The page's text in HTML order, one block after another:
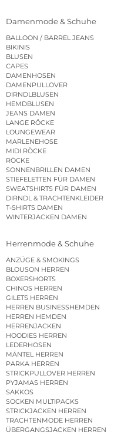
Damenmode & Schuhe
BALLOON / BARREL JEANS
BIKINIS
BLUSEN
CAPES
DAMENHOSEN
DAMENPULLOVER
DIRNDLBLUSEN
HEMDBLUSEN
JEANS DAMEN
LANGE RÖCKE
LOUNGEWEAR
MARLENEHOSE
MIDI RÖCKE
RÖCKE
SONNENBRILLEN DAMEN
STIEFELETTEN FÜR DAMEN
SWEATSHIRTS FÜR DAMEN
DIRNDL & TRACHTENKLEIDER
T-SHIRTS DAMEN
WINTERJACKEN DAMEN
Herrenmode & Schuhe
ANZÜGE & SMOKINGS
BLOUSON HERREN
BOXERSHORTS
CHINOS HERREN
GILETS HERREN
HERREN BUSINESSHEMDEN
HERREN HEMDEN
HERRENJACKEN
HOODIES HERREN
LEDERHOSEN
MÄNTEL HERREN
PARKA HERREN
STRICKPULLOVER HERREN
PYJAMAS HERREN
SAKKOS
SOCKEN MULTIPACKS
STRICKJACKEN HERREN
TRACHTENMODE HERREN
ÜBERGANGSJACKEN HERREN